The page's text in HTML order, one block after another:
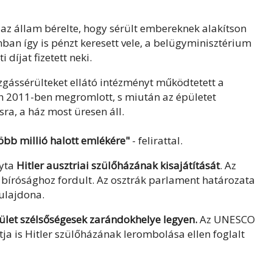
állam bérelte, hogy sérült embereknek alakítson
így is pénzt keresett vele, a belügyminisztérium
díjat fizetett neki.
ellátó intézményt működtetett a
2011-ben megromlott, s miután az épületet
a ház most üresen áll.
millió halott emlékére" - felirattal.
Hitler ausztriai szülőházának kisajátítását. Az
fordult. Az osztrák parlament határozata
szélsőségesek zarándokhelye legyen.Az UNESCO
is Hitler szülőházának lerombolása ellen foglalt